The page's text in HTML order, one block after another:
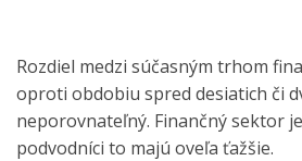
Rozdiel medzi súčasným trhom
oproti obdobiu spred desiatich či
neporovnateľný. Finančný sektor
podvodníci to majú oveľa ťažšie.